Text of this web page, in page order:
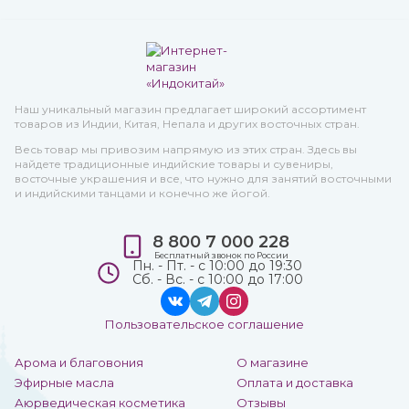
Наш уникальный магазин предлагает широкий ассортимент
товаров из Индии, Китая, Непала и других восточных стран.
Весь товар мы привозим напрямую из этих стран. Здесь вы
найдете традиционные индийские товары и сувениры,
восточные украшения и все, что нужно для занятий восточными
и индийскими танцами и конечно же йогой.
Арома и благовония
Эфирные масла
Аюрведическая косметика
О магазине
Оплата и доставка
Отзывы
8 800 7 000 228
Бесплатный звонок по России
Пн. - Пт. - с 10:00 до 19:30
Сб. - Вс. - с 10:00 до 17:00
Пользовательское соглашение